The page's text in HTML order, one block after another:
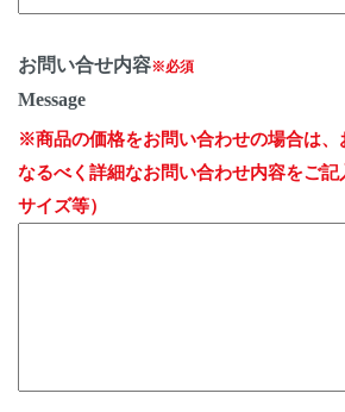
お問い合せ内容※必須
Message
※商品の価格をお問い合わせの場合は、
なるべく詳細なお問い合わせ内容をご記
サイズ等）